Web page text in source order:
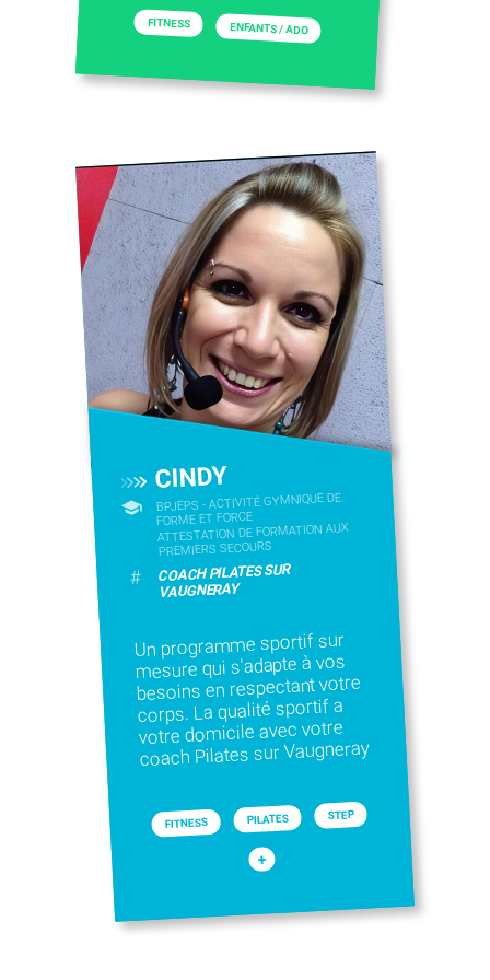
FITNESS ENFANTS / ADO
CINDY
BPJEPS - ACTIVITÉ GYMNIQUE DE
FORME ET FORCE
ATTESTATION DE FORMATION AUX
PREMIERS SECOURS
# COACH PILATES SUR
VAUGNERAY
Un programme sportif sur
mesure qui s'adapte à vos
besoins en respectant votre
corps. La qualité sportif a
votre domicile avec votre
coach Pilates sur Vaugneray
FITNESS PILATES STEP
+